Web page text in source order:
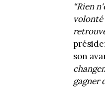
“Rien
volonté
son
gagner